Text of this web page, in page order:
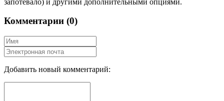
Комментарии (0)
Добавить новый комментарий: